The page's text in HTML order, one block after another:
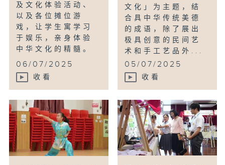
及文化体验活动、
以及各位摊位游
戏，让学生寓学习
于娱乐，亲身体验
中华文化的精髓。
06/07/2025
收看
文化」为主题，结
合具中华传统美德
的成语，除了展出
极具创意的民间艺
术和手工艺品外...
05/07/2025
收看